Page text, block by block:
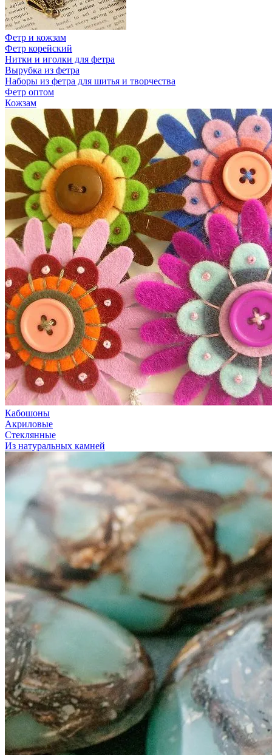
Фетр и кожзам
Фетр корейский
Нитки и иголки для фетра
Вырубка из фетра
Наборы из фетра для шитья и творчества
Фетр оптом
Кожзам
Кабошоны
Акриловые
Стеклянные
Из натуральных камней